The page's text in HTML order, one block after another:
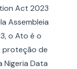
Act 2023
Assembleia
o Ato é o
proteção de
Nigeria Data